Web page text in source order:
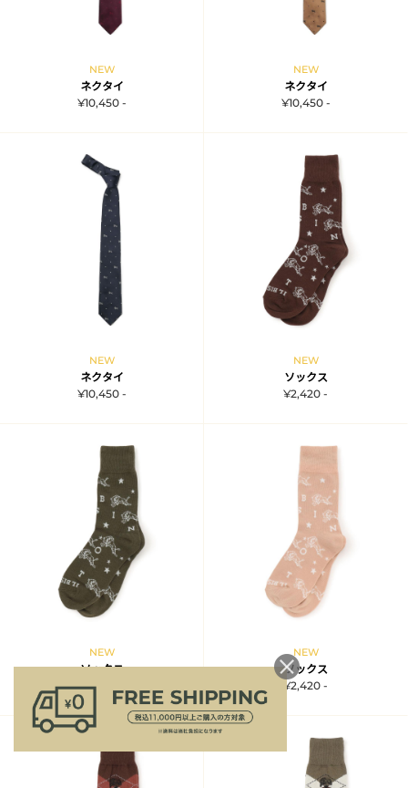
NEW
ネクタイ
¥10,450 -
NEW
ネクタイ
¥10,450 -
NEW
ネクタイ
¥10,450 -
NEW
ソックス
¥2,420 -
NEW
ソックス
¥2,420 -
NEW
ソックス
¥2,420 -